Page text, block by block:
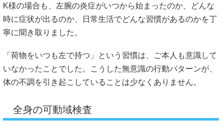
K様の場合も、左腕の炎症がいつから始まったのか、どんな
時に症状が出るのか、日常生活でどんな習慣があるのかを丁
寧に聞き取りました。
「荷物をいつも左で持つ」という習慣は、ご本人も意識して
いなかったことでした。こうした無意識の行動パターンが、
体の不調を引き起こしていることは少なくありません。
全身の可動域検査